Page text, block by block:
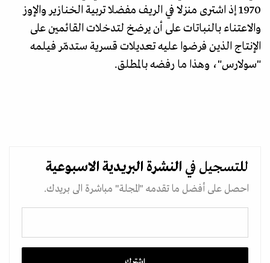
1970 إذ اشترى منزلا في الريف مفضلا تربية الخنازير والإوز
والاعتناء بالنباتات على أن يرضخ لتدخلات القائمين على
الإنتاج الذين فرضوا عليه تعديلات قسرية ستدمّر فيلمه
"سولارس"، وهذا ما رفضه بالمطلق.
للتسجيل في النشرة البريدية الاسبوعية
احصل على أفضل ما تقدمه "المجلة" مباشرة الى بريدك.